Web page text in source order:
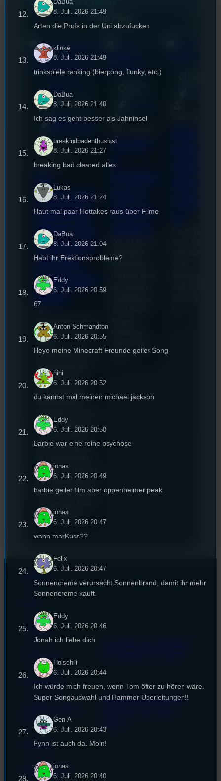
Hören und Lesen
mic
U(h)R
3. August 2026
Festivals ,
Interview
Sao-Mai Sol
Nguyen
44.
Stummfil
mwoche
2026: Ein
Interview
mit der
Festivalle
iterin
Stummfilmwoche in
Regensburg ist das
Stummfilmfestivals
Deutschland und
wurde auch mit
dem deutschen
Stummfilmpreis
2022 gekürt. Diesen
Sommer geht das
Festival in die 44.
Runde und Nicole,
hat sich für uns Zeit
genommen um die
wichtigsten Fragen
zu beantworten.
Techn
o
Regen
Stufu.
Satzung
(EU)
Empfang
EPK & Presse
Powered by Airtime.pro –
DaBua
8. Juli. 2026 21:49
Arten die Profs in der Uni abzufucken
klinke
8. Juli. 2026 21:49
trinkspiele ranking (bierpong, flunky, etc.)
DaBua
8. Juli. 2026 21:40
Ich sag es geht besser als Jahninsel
breakindbadenthusiast
8. Juli. 2026 21:27
breaking bad cleared alles
Lukas
8. Juli. 2026 21:24
Haut mal paar Hottakes raus über Filme
DaBua
8. Juli. 2026 21:04
Habt ihr Erektionsprobleme?
Eddy
6. Juli. 2026 20:59
67
Anton Schmandton
6. Juli. 2026 20:55
Heyo meine Minecraft Freunde geiler Song
hihi
6. Juli. 2026 20:52
du kannst mal meinen michael jackson
Eddy
6. Juli. 2026 20:50
Barbie war eine reine psychose
jonas
6. Juli. 2026 20:49
barbie geiler film aber oppenheimer peak
jonas
6. Juli. 2026 20:47
wann marKuss??
Felix
6. Juli. 2026 20:47
Sonnencreme verursacht Sonnenbrand, damit ihr mehr
Sonnencreme kauft.
Eddy
6. Juli. 2026 20:46
Jonah ich liebe dich
Holschili
6. Juli. 2026 20:44
Ich würde mich freuen, wenn Tom öfter zu hören wäre.
Super Songauswahl und Hammer Überleitungen!!
Gen-A
6. Juli. 2026 20:43
Fynn ist auch da. Moin!
jonas
6. Juli. 2026 20:40